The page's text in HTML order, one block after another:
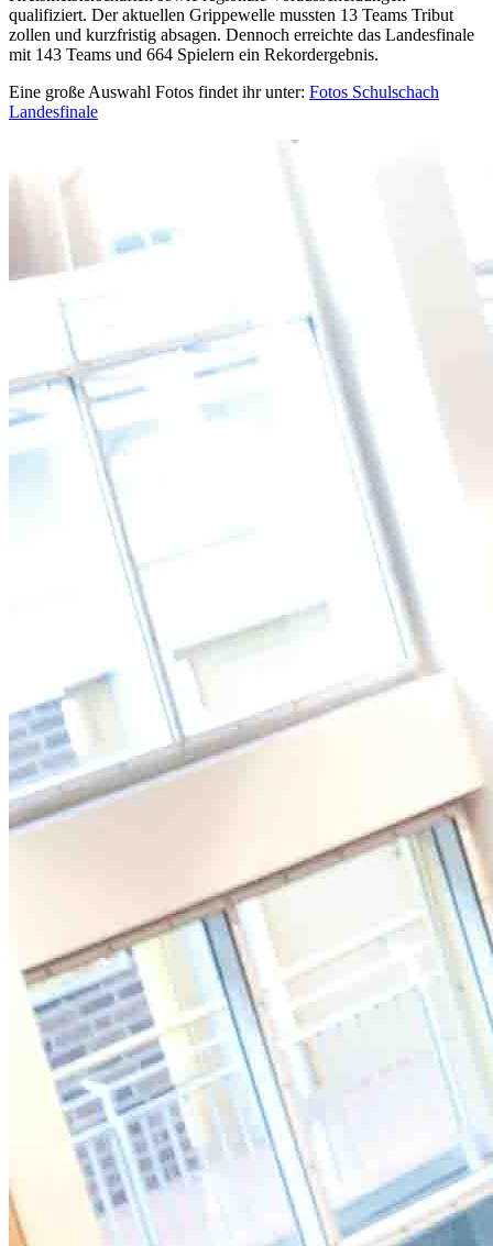
qualifiziert. Der aktuellen Grippewelle mussten 13 Teams Tribut
zollen und kurzfristig absagen. Dennoch erreichte das Landesfinale
mit 143 Teams und 664 Spielern ein Rekordergebnis.
Eine große Auswahl Fotos findet ihr unter: Fotos Schulschach
Landesfinale